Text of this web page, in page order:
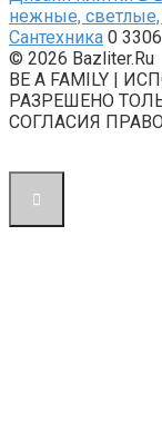
нежные,
Сантехника 0 3306
© 2026 Bazliter.Ru
BE A FAMILY |
РАЗРЕШЕНО
СОГЛАСИЯ